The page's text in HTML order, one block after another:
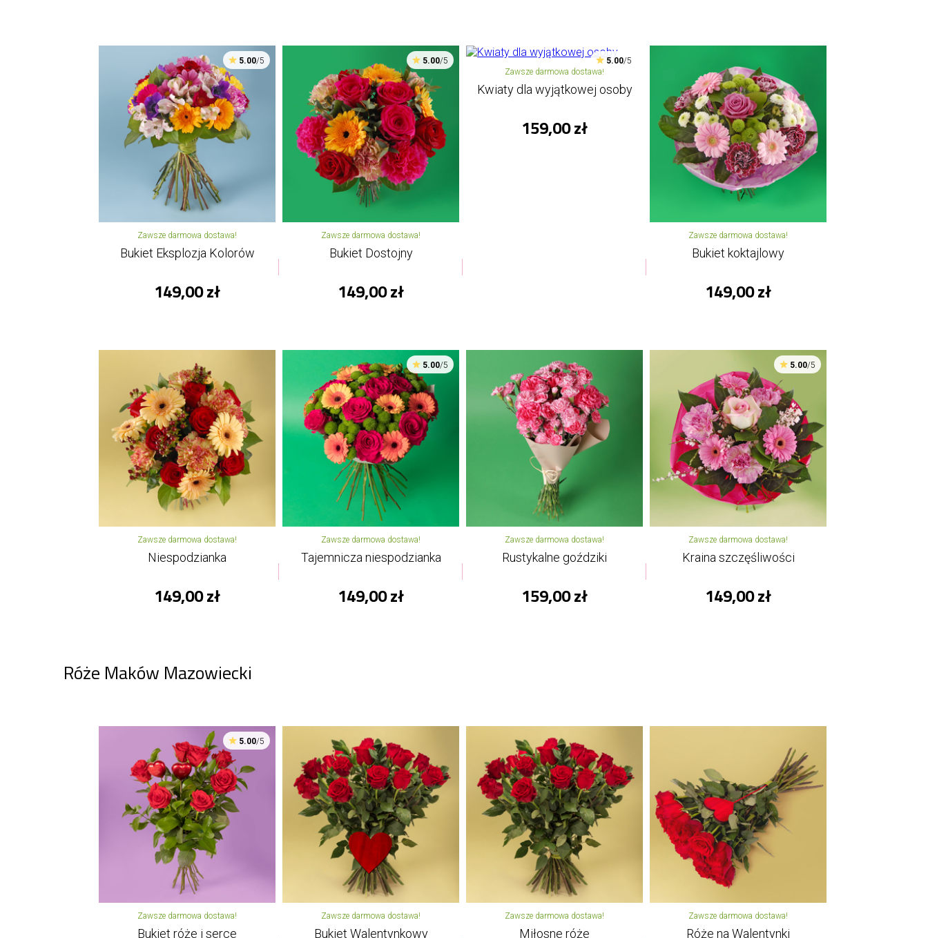
5.00/5
Zawsze darmowa dostawa!
Bukiet Eksplozja Kolorów
149,00 zł
5.00/5
Zawsze darmowa dostawa!
Bukiet Dostojny
149,00 zł
5.00/5
Zawsze darmowa dostawa!
Kwiaty dla wyjątkowej osoby
159,00 zł
Zawsze darmowa dostawa!
Bukiet koktajlowy
149,00 zł
Zawsze darmowa dostawa!
Niespodzianka
149,00 zł
5.00/5
Zawsze darmowa dostawa!
Tajemnicza niespodzianka
149,00 zł
Zawsze darmowa dostawa!
Rustykalne goździki
159,00 zł
5.00/5
Zawsze darmowa dostawa!
Kraina szczęśliwości
149,00 zł
Róże Maków Mazowiecki
5.00/5
Zawsze darmowa dostawa!
Bukiet róże i serce
Zawsze darmowa dostawa!
Bukiet Walentynkowy
Zawsze darmowa dostawa!
Miłosne róże
Zawsze darmowa dostawa!
Róże na Walentynki